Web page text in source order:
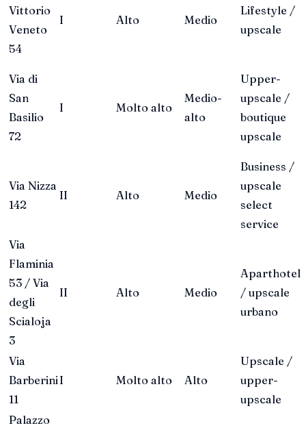
Vittorio
Veneto
54
I Alto Medio
Lifestyle /
upscale
Via di
San
Basilio
72
I Molto alto
Medio-
alto
Upper-
upscale /
boutique
upscale
Via Nizza
142
II Alto Medio
Business /
upscale
select
service
Via
Flaminia
53 / Via
degli
Scialoja
3
II Alto Medio
Aparthotel
/ upscale
urbano
Via
Barberini
11
I Molto alto Alto
Upscale /
upper-
upscale
Palazzo